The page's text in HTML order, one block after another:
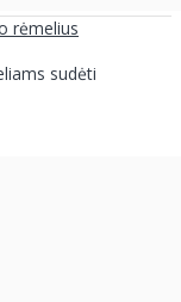
rėmelius
sudėti